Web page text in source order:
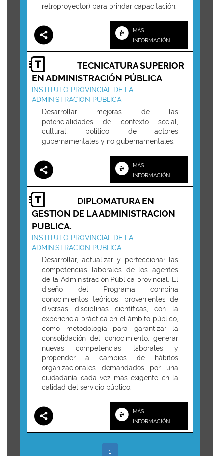
retroproyector) para brindar capacitación.
MÁS
INFORMACIÓN
TECNICATURA SUPERIOR
EN ADMINISTRACIÓN PÚBLICA
INSTITUTO PROVINCIAL DE LA
ADMINISTRACION PUBLICA
Desarrollar mejoras de las
potencialidades de contexto social,
cultural, político, de actores
gubernamentales y no gubernamentales.
MÁS
INFORMACIÓN
DIPLOMATURA EN
GESTION DE LA ADMINISTRACION
PUBLICA.
INSTITUTO PROVINCIAL DE LA
ADMINISTRACION PUBLICA
Desarrollar, actualizar y perfeccionar las
competencias laborales de los agentes
de la Administración Pública provincial. El
diseño del Programa combina
conocimientos teóricos, provenientes de
diversas disciplinas científicas, con la
experiencia práctica en el ámbito público,
como metodología para garantizar la
consolidación del conocimiento, generar
nuevas competencias laborales y
propender a cambios de hábitos
organizacionales demandados por una
ciudadanía cada vez más exigente en la
calidad del servicio público.
MÁS
INFORMACIÓN
1